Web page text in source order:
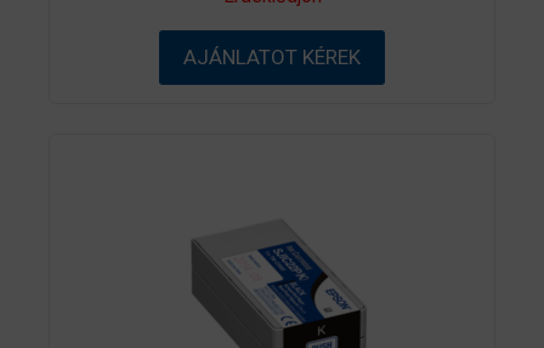
-
ő
AJÁNLATOT KÉREK